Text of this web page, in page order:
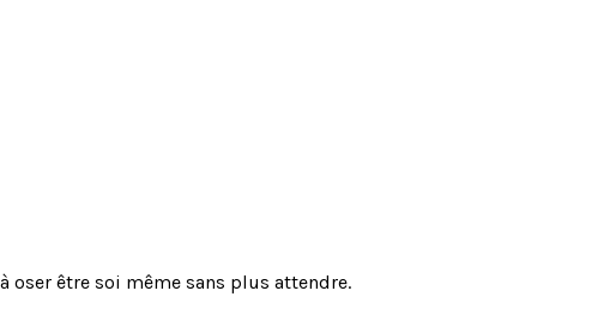
oser être soi même sans plus attendre.